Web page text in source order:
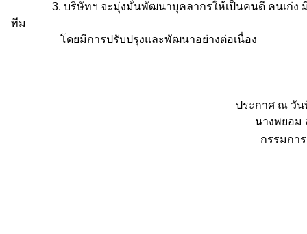
3. บริษัทฯ จะมุ่งมั่นพัฒนาบุคลากรให้เป็นคนดี คนเก่ง มี
ทีม
โดยมีการปรับปรุงและพัฒนาอย่างต่อเนื่อง
ประกาศ ณ วันที่ 14 มีนา
นางพยอม สมประ
กรรมการผู้จัดก